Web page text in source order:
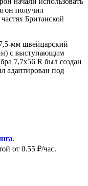
он получил
Британской
мм швейцарский
с выступающим
7,7x56 R был создан
адаптирован под
.
от 0.55 ₽/час.